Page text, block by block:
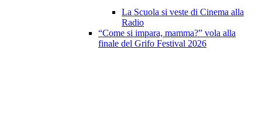
La Scuola si veste di Cinema alla
Radio
“Come si impara, mamma?” vola alla
finale del Grifo Festival 2026